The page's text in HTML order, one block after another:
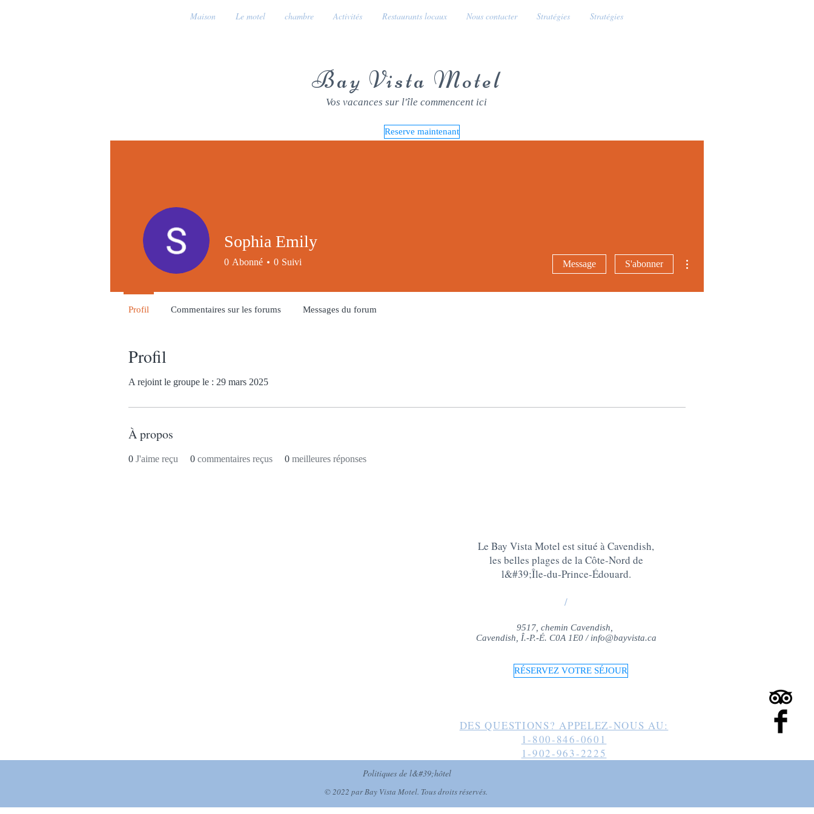
Maison Le motel chambre Activités Restaurants locaux Nous contacter Stratégies Stratégies
Bay Vista Motel
Vos vacances sur l'île commencent ici
Reserve maintenant
Profil
A rejoint le groupe le : 29 mars 2025
À propos
0 J'aime reçu 0 commentaires reçus 0 meilleures réponses
Sophia Emily
0 Abonné 0 Suivi Message S'abonner
Profil Commentaires sur les forums Messages du forum
Le Bay Vista Motel est situé à Cavendish,
les belles plages de la Côte-Nord de
l&#39;Île-du-Prince-Édouard.
/
9517, chemin Cavendish,
Cavendish, Î.-P.-É. C0A 1E0 / info@bayvista.ca
RÉSERVEZ VOTRE SÉJOUR
DES QUESTIONS? APPELEZ-NOUS AU:
1-800-846-0601
1-902-963-2225
Politiques de l&#39;hôtel
© 2022 par Bay Vista Motel. Tous droits réservés.